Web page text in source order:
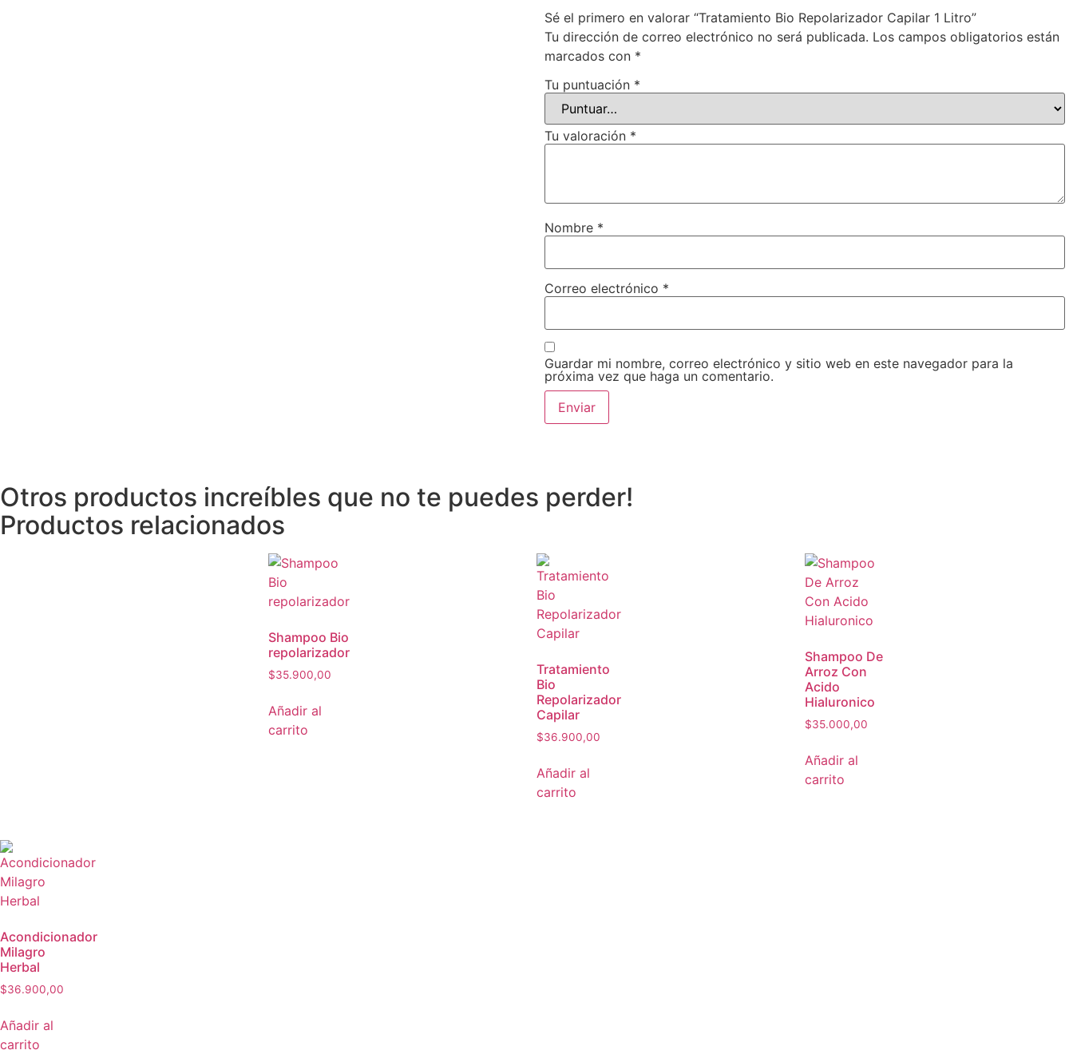
Sé el primero en valorar “Tratamiento Bio Repolarizador Capilar 1 Litro”
Tu dirección de correo electrónico no será publicada. Los campos obligatorios están
marcados con *
Tu puntuación *
Tu valoración *
Nombre *
Correo electrónico *
Guardar mi nombre, correo electrónico y sitio web en este navegador para la
próxima vez que haga un comentario.
Otros productos increíbles que no te puedes perder!
Productos relacionados
Shampoo Bio
repolarizador
$35.900,00
Añadir al
carrito
Tratamiento
Bio
Repolarizador
Capilar
$36.900,00
Añadir al
carrito
Shampoo De
Arroz Con
Acido
Hialuronico
$35.000,00
Añadir al
carrito
Acondicionador
Milagro
Herbal
$36.900,00
Añadir al
carrito